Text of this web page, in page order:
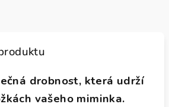
drobnost, která udrží
vašeho miminka.